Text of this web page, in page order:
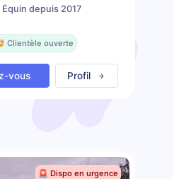
depuis 2017
Clientèle ouverte
vous Profil
🚨 Dispo en urgence